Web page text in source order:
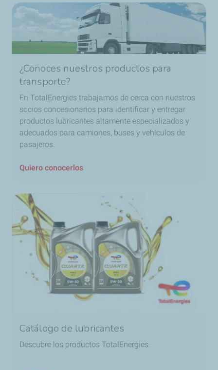
¿Conoces nuestros productos para
transporte?
En TotalEnergies trabajamos de cerca con nuestros
socios concesionarios para identificar y entregar
productos lubricantes altamente especializados y
adecuados para camiones, buses y vehículos de
pasajeros.
Quiero conocerlos
Catálogo de lubricantes
Descubre los productos TotalEnergies.